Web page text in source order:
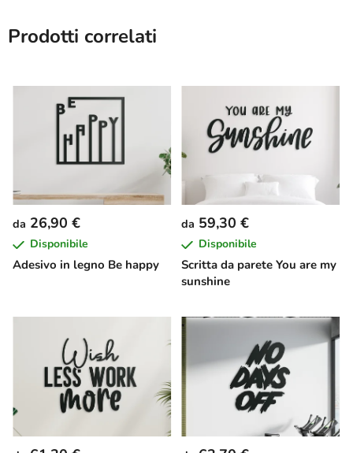
Prodotti correlati
Adesivo in legno Be happy
da 26,90 €
Disponibile
Scritta da parete You are my
sunshine
da 59,30 €
Disponibile